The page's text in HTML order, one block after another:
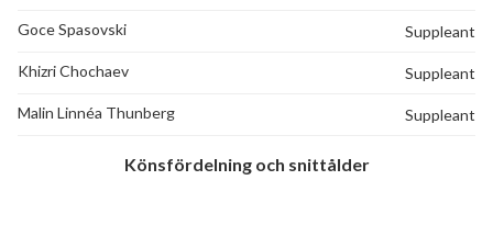
Goce Spasovski Suppleant
Khizri Chochaev Suppleant
Malin Linnéa Thunberg Suppleant
Könsfördelning och snittålder